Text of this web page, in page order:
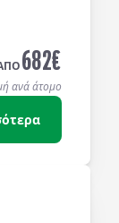
682€
ανά άτομο